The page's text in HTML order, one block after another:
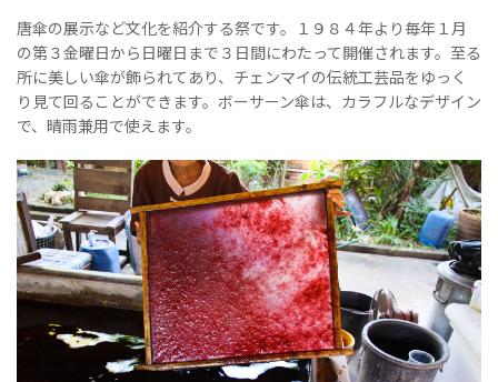
唐傘の展示など文化を紹介する祭です。１９８４年より毎年１月
の第３金曜日から日曜日まで３日間にわたって開催されます。至る
所に美しい傘が飾られてあり、チェンマイの伝統工芸品をゆっく
り見て回ることができます。ボーサーン傘は、カラフルなデザイン
で、晴雨兼用で使えます。